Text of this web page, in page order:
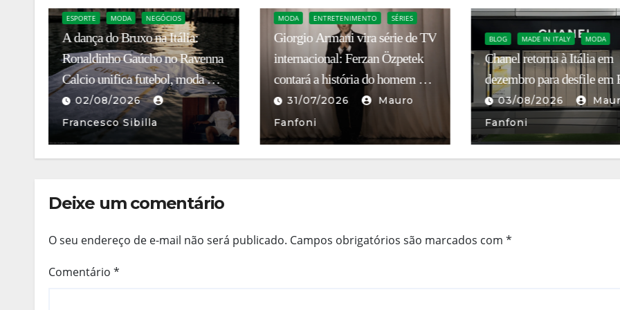
MODA ENTRETENIMENTO SÉRIES
Giorgio Armani vira série de TV
internacional: Ferzan Özpetek
contará a história do homem que
revolucionou a elegância
italiana
31/07/2026
Mauro
Fanfoni
BLOG MADE IN ITALY MODA
Chanel retorna à Itália em
dezembro para desfile em Roma
03/08/2026
Mauro
Fanfoni
ESPORTE MODA NEGÓCIOS
A dança do Bruxo na Itália:
Ronaldinho Gaúcho no
Calcio unifica futebol,
negócios
02/08/2026
Francesco Sibilla
Deixe um comentário
O seu endereço de e-mail não será publicado. Campos obrigatórios são marcados com *
Comentário *